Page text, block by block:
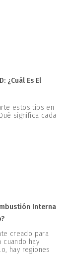
¿Cuál Es El
estos tips en
significa cada
Interna
creado para
hay
hay regiones